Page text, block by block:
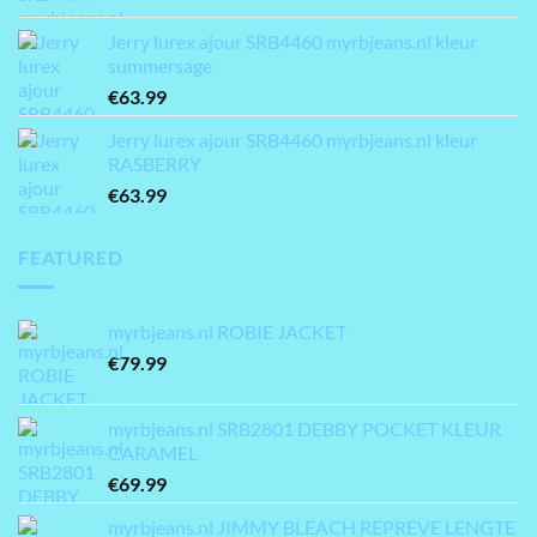
Jerry lurex ajour SRB4460 myrbjeans.nl kleur
summersage
€63.99
Jerry lurex ajour SRB4460 myrbjeans.nl kleur
RASBERRY
€63.99
FEATURED
myrbjeans.nl ROBIE JACKET
€79.99
myrbjeans.nl SRB2801 DEBBY POCKET KLEUR
CARAMEL
€69.99
myrbjeans.nl JIMMY BLEACH REPREVE LENGTE